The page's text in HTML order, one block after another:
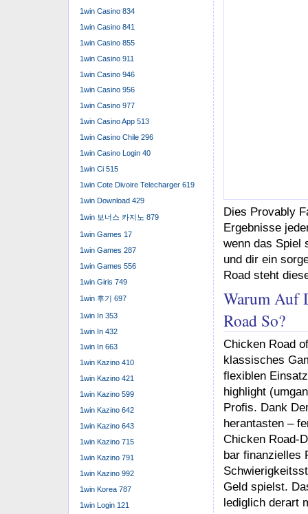
spannenden
Road ein
Auch Du
sowohl
dieses
Sie berät
in keiner
Etliche
letzte Phase
finden.
Im Zentrum
Jeglicher,
seine
können.
Chicken
casino-spiels
1win Casino 834
1win Casino 841
1win Casino 855
1win Casino 911
1win Casino 946
1win Casino 956
1win Casino 977
1win Casino App 513
1win Casino Chile 296
1win Casino Login 40
1win Ci 515
1win Cote Divoire Telecharger 619
1win Download 429
1win 보너스 카지노 879
1win Games 17
1win Games 287
1win Games 556
1win Giris 749
1win 후기 697
1win In 353
1win In 432
1win In 663
1win Kazino 410
1win Kazino 421
1win Kazino 599
1win Kazino 642
1win Kazino 643
1win Kazino 715
1win Kazino 791
1win Kazino 992
1win Korea 787
1win Login 121